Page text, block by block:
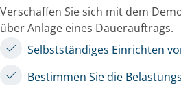
Verschaffen Sie sich mit dem
über Anlage eines Dauerauftrags.
Selbstständiges Einrichten
Bestimmen Sie die